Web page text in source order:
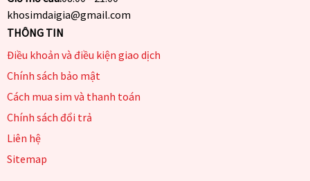
khosimdaigia@gmail.com
THÔNG TIN
Điều khoản và điều kiện giao dịch
Chính sách bảo mật
Cách mua sim và thanh toán
Chính sách đổi trả
Liên hệ
Sitemap